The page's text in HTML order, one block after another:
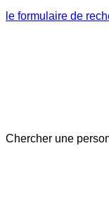
le formulaire de
Chercher une